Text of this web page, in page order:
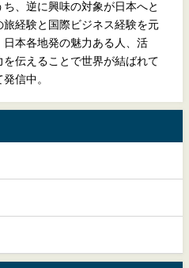
ち、逆に興味の対象が日本へと
経験と国際ビジネス経験を元
本各地発の魅力ある人、活
伝えることで世界が結ばれて
信中。